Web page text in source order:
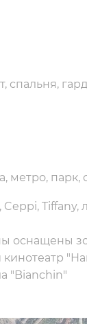
спальня,
метро, парк,
Tiffany,
оснащены
"Bianchin"